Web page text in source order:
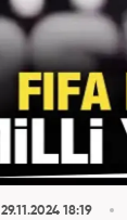
29.11.2024 18:19